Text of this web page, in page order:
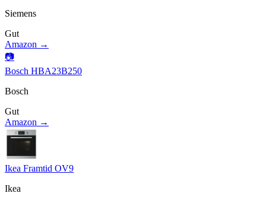
Siemens
Gut
Amazon →
📷
Bosch HBA23B250
Bosch
Gut
Amazon →
Ikea Framtid OV9
Ikea